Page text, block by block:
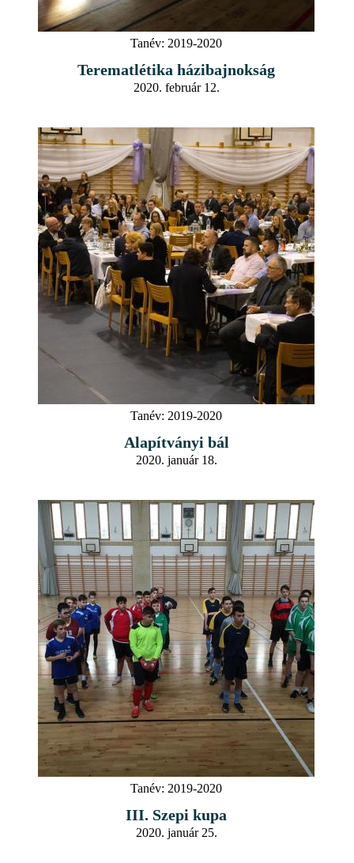
Tanév: 2019-2020
Terematlétika házibajnokság
2020. február 12.
Tanév: 2019-2020
Alapítványi bál
2020. január 18.
Tanév: 2019-2020
III. Szepi kupa
2020. január 25.